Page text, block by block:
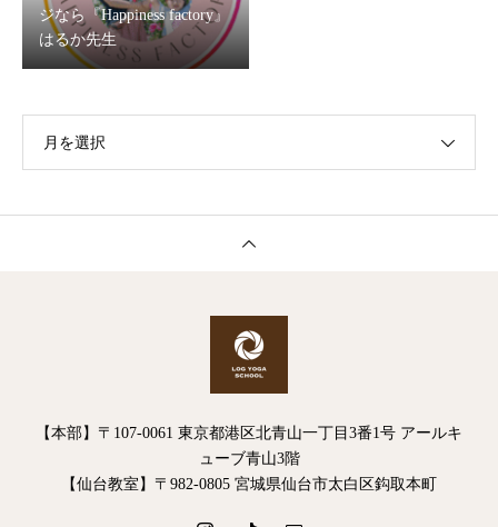
ジなら『Happiness factory』
はるか先生
月を選択
【本部】〒107-0061 東京都港区北青山一丁目3番1号 アールキ
ューブ青山3階
【仙台教室】〒982-0805 宮城県仙台市太白区鈎取本町